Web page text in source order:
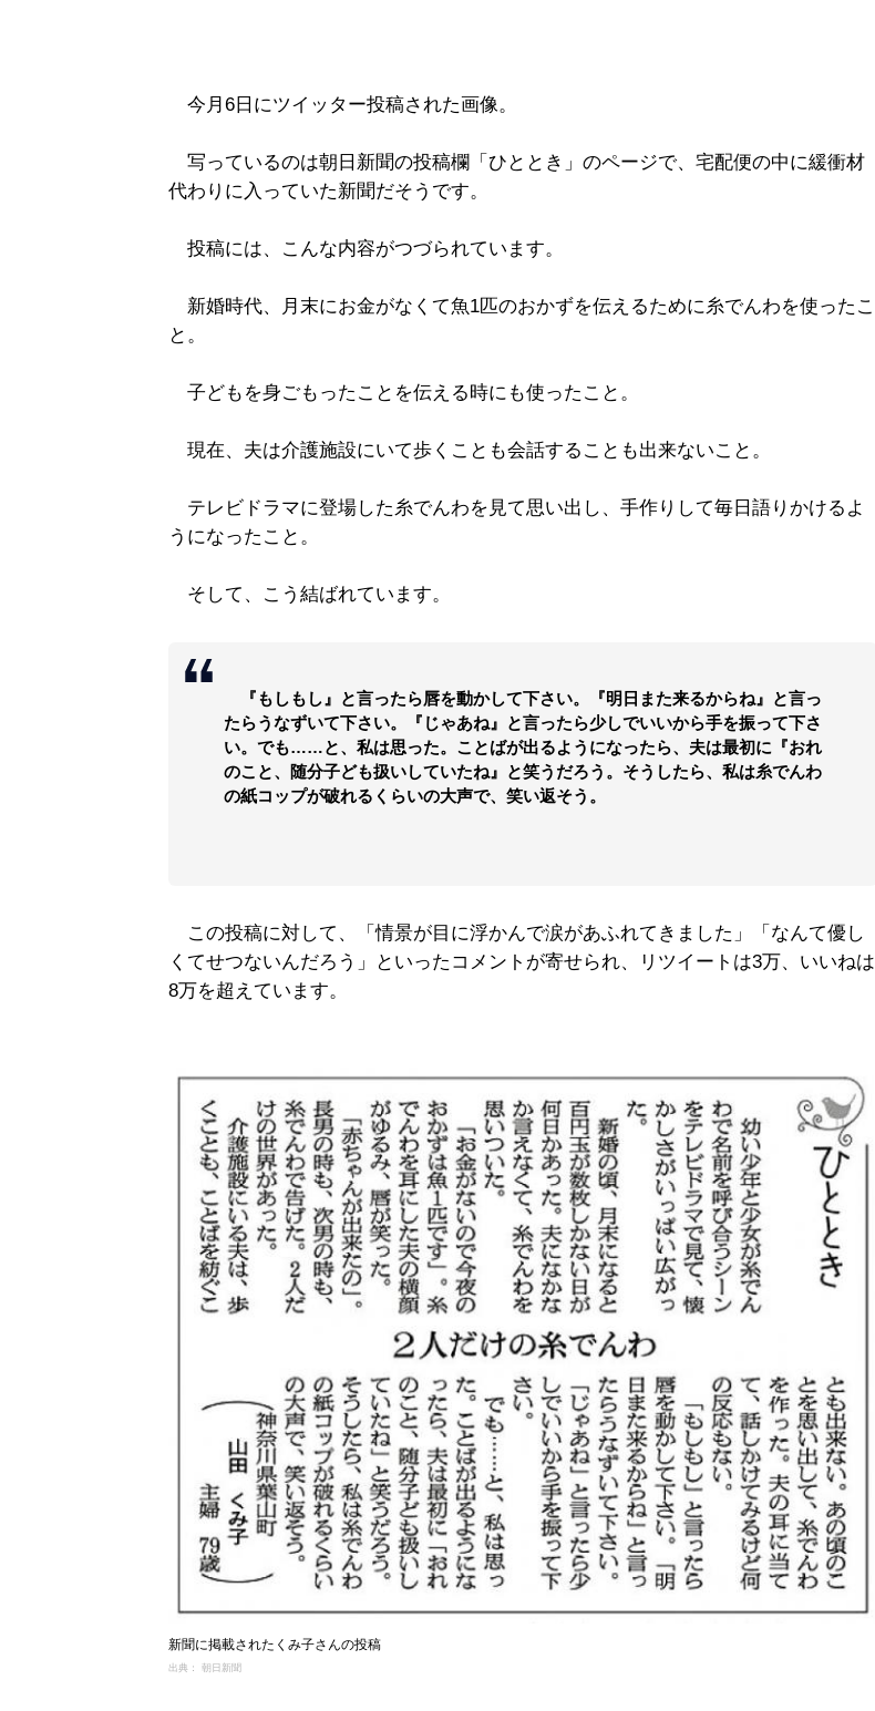
今月6日にツイッター投稿された画像。
写っているのは朝日新聞の投稿欄「ひととき」のページで、宅配便の中に緩衝材
代わりに入っていた新聞だそうです。
投稿には、こんな内容がつづられています。
新婚時代、月末にお金がなくて魚1匹のおかずを伝えるために糸でんわを使ったこ
と。
子どもを身ごもったことを伝える時にも使ったこと。
現在、夫は介護施設にいて歩くことも会話することも出来ないこと。
テレビドラマに登場した糸でんわを見て思い出し、手作りして毎日語りかけるよ
うになったこと。
そして、こう結ばれています。
『もしもし』と言ったら唇を動かして下さい。『明日また来るからね』と言っ
たらうなずいて下さい。『じゃあね』と言ったら少しでいいから手を振って下さ
い。でも……と、私は思った。ことばが出るようになったら、夫は最初に『おれ
のこと、随分子ども扱いしていたね』と笑うだろう。そうしたら、私は糸でんわ
の紙コップが破れるくらいの大声で、笑い返そう。
この投稿に対して、「情景が目に浮かんで涙があふれてきました」「なんて優し
くてせつないんだろう」といったコメントが寄せられ、リツイートは3万、いいねは
8万を超えています。
新聞に掲載されたくみ子さんの投稿
出典： 朝日新聞